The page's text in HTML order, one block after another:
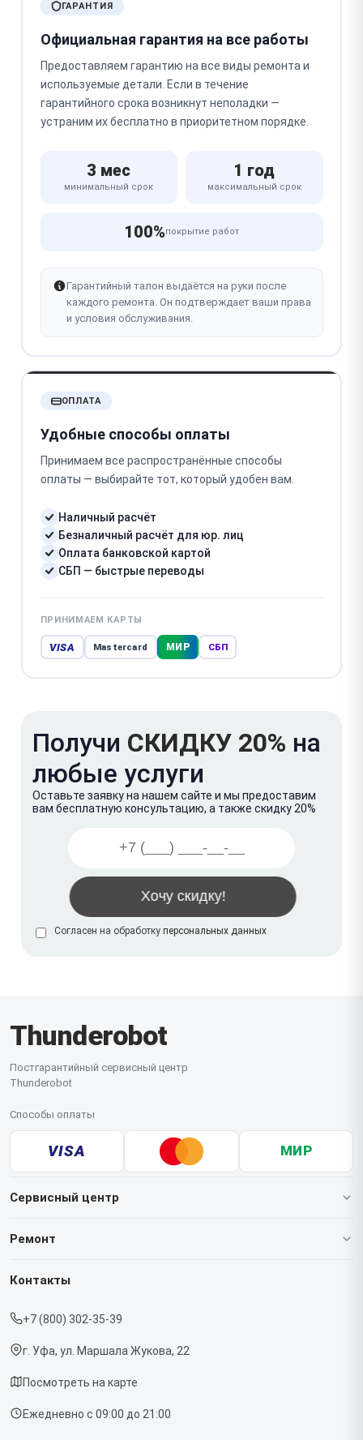
ГАРАНТИЯ
Официальная гарантия на все работы
Предоставляем гарантию на все виды ремонта и
используемые детали. Если в течение
гарантийного срока возникнут неполадки —
устраним их бесплатно в приоритетном порядке.
3 мес
минимальный срок
1 год
максимальный срок
100%покрытие работ
Гарантийный талон выдаётся на руки после
каждого ремонта. Он подтверждает ваши права
и условия обслуживания.
ОПЛАТА
Удобные способы оплаты
Принимаем все распространённые способы
оплаты — выбирайте тот, который удобен вам.
Наличный расчёт
Безналичный расчёт для юр. лиц
Оплата банковской картой
СБП — быстрые переводы
ПРИНИМАЕМ КАРТЫ
VISA Mastercard МИР СБП
Получи СКИДКУ 20% на
любые услуги
Оставьте заявку на нашем сайте и мы предоставим
вам бесплатную консультацию, а также скидку 20%
Согласен на обработку персональных данных
Thunderobot
Постгарантийный сервисный центр
Thunderobot
Способы оплаты
VISA МИР
Сервисный центр
О нашем сервисе
Срочный ремонт
Доставка и способы оплаты
Диагностика
Контакты
Ремонт
Ноутбуков
Контакты
+7 (800) 302-35-39
г. Уфа, ул. Маршала Жукова, 22
Посмотреть на карте
Ежедневно с 09:00 до 21:00